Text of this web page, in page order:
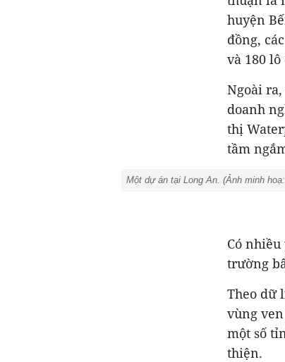
huyện
đồng,
và 180
Ngoài
doanh
thị
tầm
Một dự án tại Long An. (Ảnh minh
Có
trường
Theo dữ
vùng
một số
thiện.